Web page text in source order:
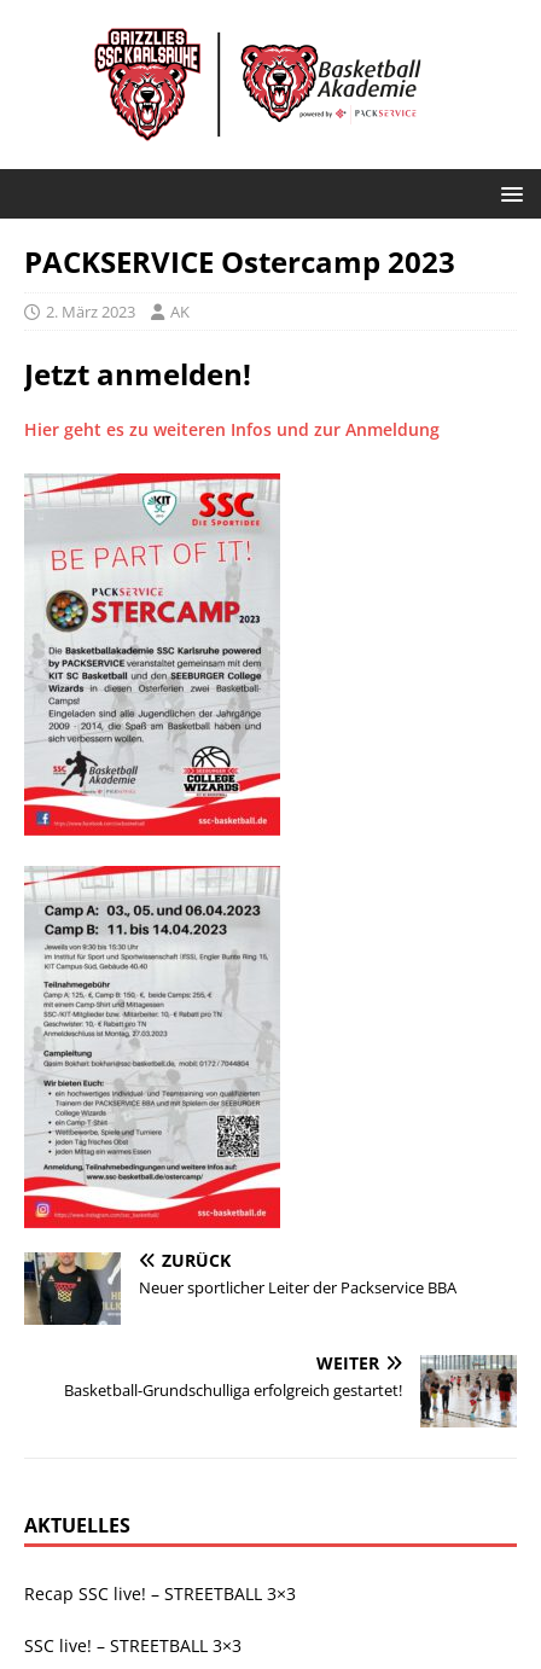
PACKSERVICE Ostercamp 2023
2. März 2023 AK
Jetzt anmelden!
Hier geht es zu weiteren Infos und zur Anmeldung
ZURÜCK
Neuer sportlicher Leiter der Packservice BBA
WEITER
Basketball-Grundschulliga erfolgreich gestartet!
AKTUELLES
Recap SSC live! – STREETBALL 3×3
SSC live! – STREETBALL 3×3